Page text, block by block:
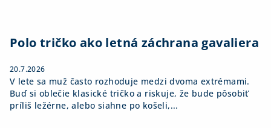
Polo tričko ako letná záchrana gavaliera
20.7.2026
V lete sa muž často rozhoduje medzi dvoma extrémami.
Buď si oblečie klasické tričko a riskuje, že bude pôsobiť
príliš ležérne, alebo siahne po košeli,...